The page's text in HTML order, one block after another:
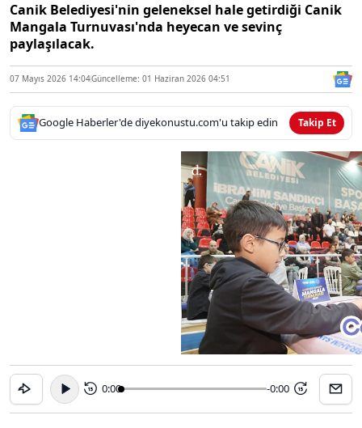
Canik Belediyesi'nin geleneksel hale getirdiği Canik
Mangala Turnuvası'nda heyecan ve sevinç
paylaşılacak.
07 Mayıs 2026 14:04Güncelleme: 01 Haziran 2026 04:51
Google Haberler'de diyekonustu.com'u takip edin Takip Et
15 0:00 -0:00 15